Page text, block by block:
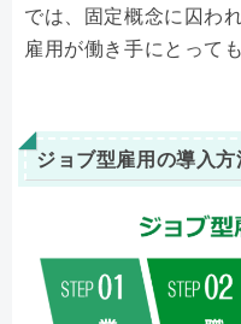
では、固定概念に囚わ
雇用が働き手にとって
ジョブ型雇用の導入方